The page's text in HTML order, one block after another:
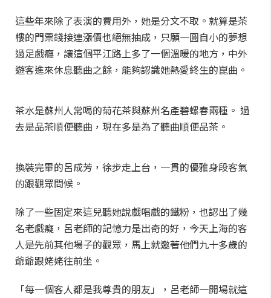
這些年來除了表演的費用外，她是分文不取。就算是茶
樓的門票錢接連漲價也絕無抽成，只願一圓自小的夢想
過足戲癮，讓這個平江路上多了一個溫暖的地方，中外
遊客進來休息聽曲之餘，能夠認識她熱愛終生的崑曲。
茶水是蘇州人常喝的菊花茶與蘇州名產碧螺春兩種。 過
去是品茶順便聽曲，現在多是為了聽曲順便品茶。
換裝完畢的呂成芳，徐步走上台，一貫的優雅身段客氣
的跟觀眾問候。
除了一些固定來這兒聽她說戲唱戲的鐵粉，也認出了幾
名老戲癡，呂老師的記憶力是出奇的好，今天上海的客
人是先前其他場子的觀眾，馬上就邀著他們九十多歲的
爺爺跟姥姥往前坐。
「每一個客人都是我尊貴的朋友」，呂老師一開場就這